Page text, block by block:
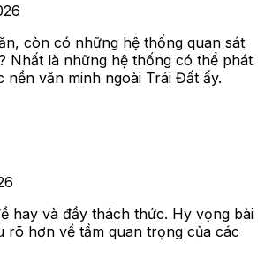
còn có những hệ thống quan sát
Nhất là những hệ thống có thể phát
nền văn minh ngoài Trái Đất ấy.
hay và đầy thách thức. Hy vọng bài
rõ hơn về tầm quan trọng của các